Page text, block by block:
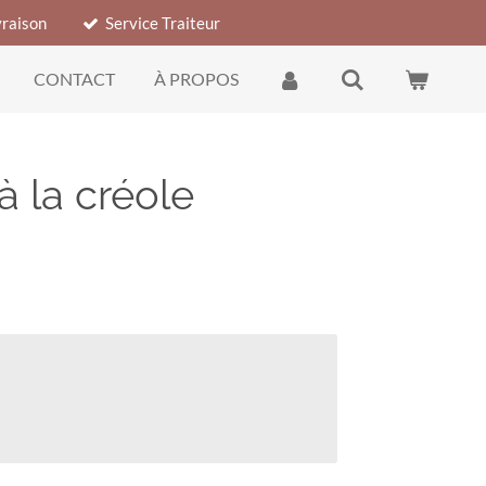
Service Traiteur
CONTACT À PROPOS
la créole